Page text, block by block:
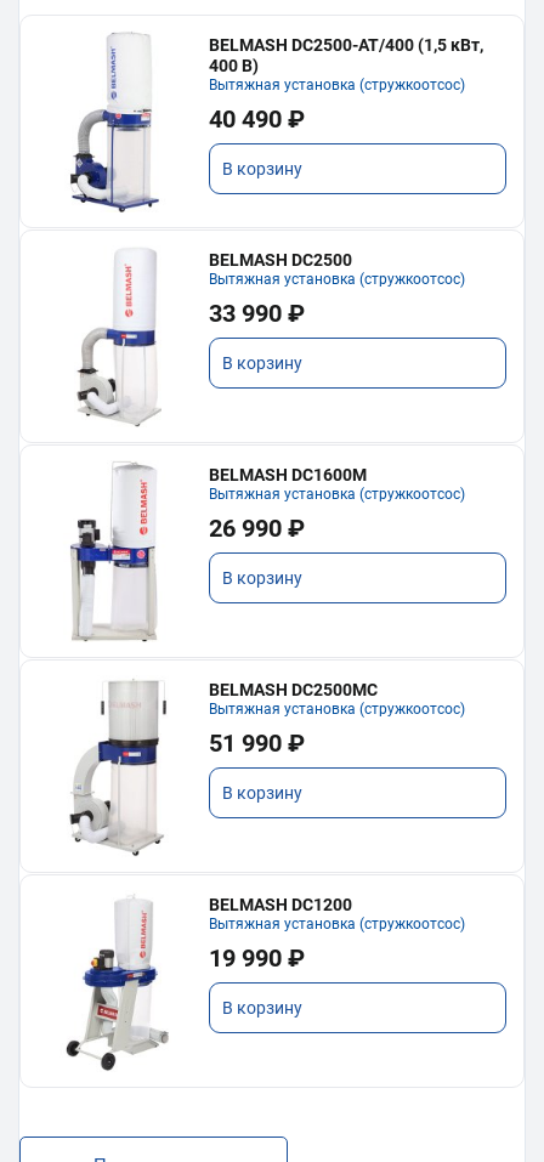
BELMASH DC2500-AT/400 (1,5 кВт,
400 В)
Вытяжная установка (стружкоотсос)
40 490 ₽
В корзину
BELMASH DC2500
Вытяжная установка (стружкоотсос)
33 990 ₽
В корзину
BELMASH DC1600M
Вытяжная установка (стружкоотсос)
26 990 ₽
В корзину
BELMASH DC2500MC
Вытяжная установка (стружкоотсос)
51 990 ₽
В корзину
BELMASH DC1200
Вытяжная установка (стружкоотсос)
19 990 ₽
В корзину